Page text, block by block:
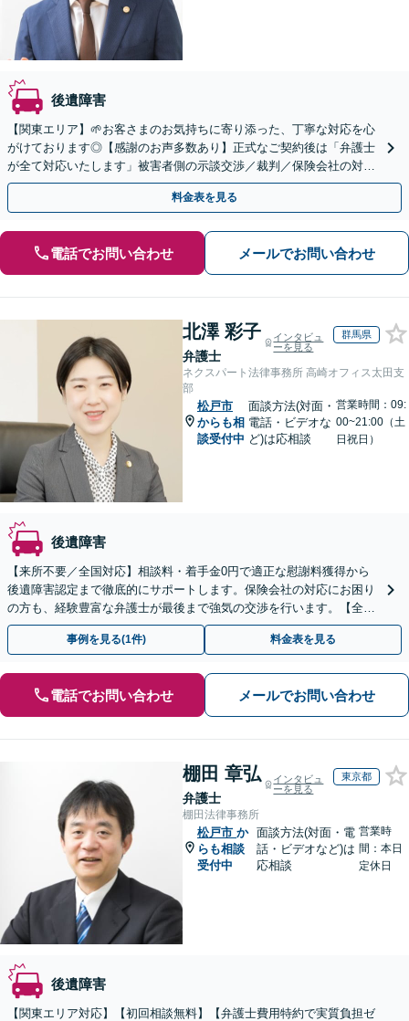
後遺障害
【関東エリア】🌱お客さまのお気持ちに寄り添った、丁寧な対応を心
がけております◎【感謝のお声多数あり】正式なご契約後は「弁護士
が全て対応いたします」被害者側の示談交渉／裁判／保険会社の対応
／むち打ち／物損事故のご相談はお任せください。
料金表を見る
電話でお問い合わせ メールでお問い合わせ
北澤 彩子
弁護士
インタビュ
ーを見る
群馬県
ネクスパート法律事務所 高崎オフィス太田支
部
松戸市
からも相
談受付中
面談方法(対面・
電話・ビデオな
ど)は応相談
営業時間：09:
00~21:00（土
日祝日）
後遺障害
【来所不要／全国対応】相談料・着手金0円で適正な慰謝料獲得から
後遺障害認定まで徹底的にサポートします。保険会社の対応にお困り
の方も、経験豊富な弁護士が最後まで強気の交渉を行います。【全国
13拠点】お気軽にご相談ください。
事例を見る(1件) 料金表を見る
電話でお問い合わせ メールでお問い合わせ
棚田 章弘
弁護士
インタビュ
ーを見る
東京都
棚田法律事務所
松戸市 か
らも相談
受付中
面談方法(対面・電
話・ビデオなど)は
応相談
営業時
間：本日
定休日
後遺障害
【関東エリア対応】【初回相談無料】【弁護士費用特約で実質負担ゼ